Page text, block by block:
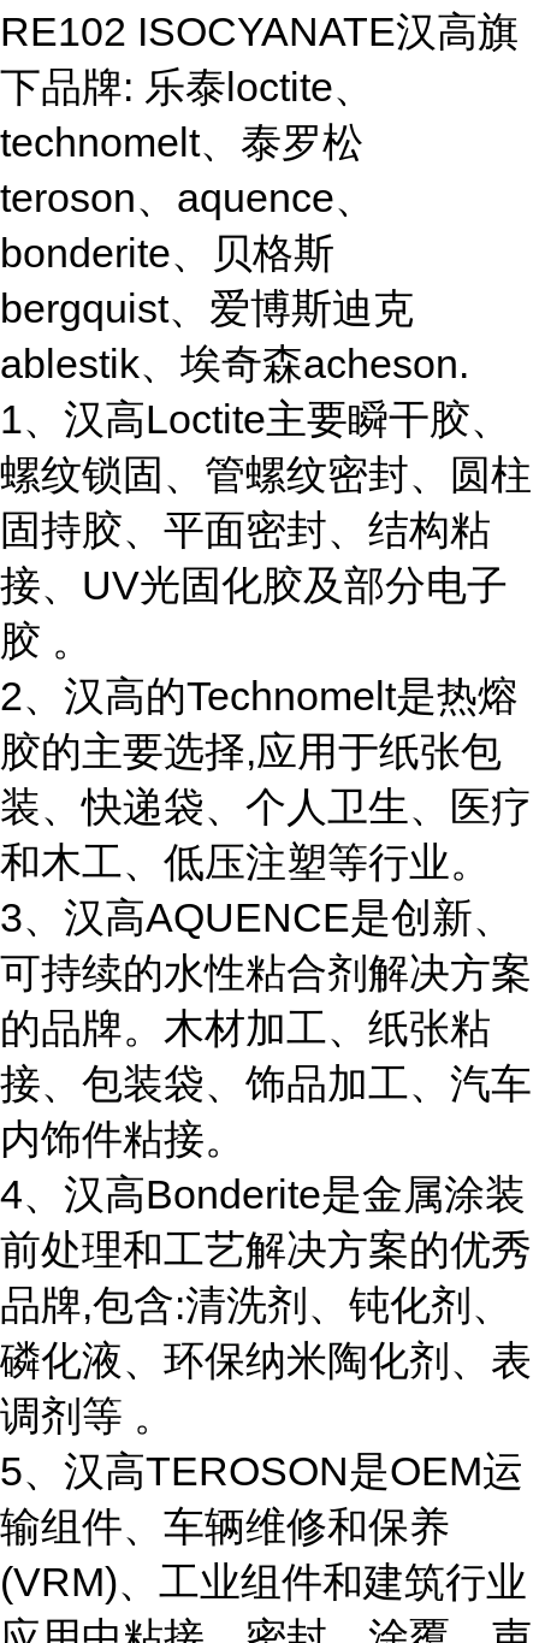
RE102 ISOCYANATE汉高旗
下品牌: 乐泰loctite、
technomelt、泰罗松
teroson、aquence、
bonderite、贝格斯
bergquist、爱博斯迪克
ablestik、埃奇森acheson.
1、汉高Loctite主要瞬干胶、
螺纹锁固、管螺纹密封、圆柱
固持胶、平面密封、结构粘
接、UV光固化胶及部分电子
胶 。
2、汉高的Technomelt是热熔
胶的主要选择,应用于纸张包
装、快递袋、个人卫生、医疗
和木工、低压注塑等行业。
3、汉高AQUENCE是创新、
可持续的水性粘合剂解决方案
的品牌。木材加工、纸张粘
接、包装袋、饰品加工、汽车
内饰件粘接。
4、汉高Bonderite是金属涂装
前处理和工艺解决方案的优秀
品牌,包含:清洗剂、钝化剂、
磷化液、环保纳米陶化剂、表
调剂等 。
5、汉高TEROSON是OEM运
输组件、车辆维修和保养
(VRM)、工业组件和建筑行业